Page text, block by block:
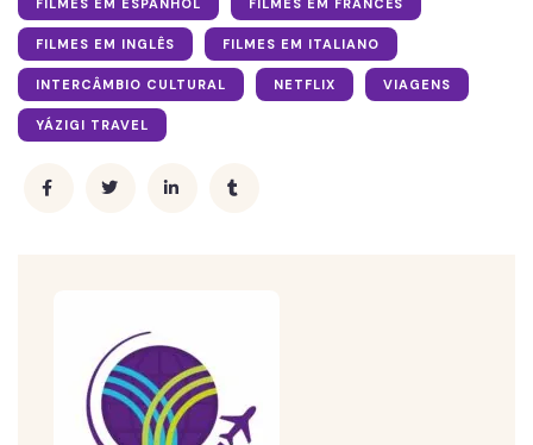
FILMES EM ESPANHOL FILMES EM FRANCÊS
FILMES EM INGLÊS FILMES EM ITALIANO
INTERCÂMBIO CULTURAL NETFLIX VIAGENS
YÁZIGI TRAVEL